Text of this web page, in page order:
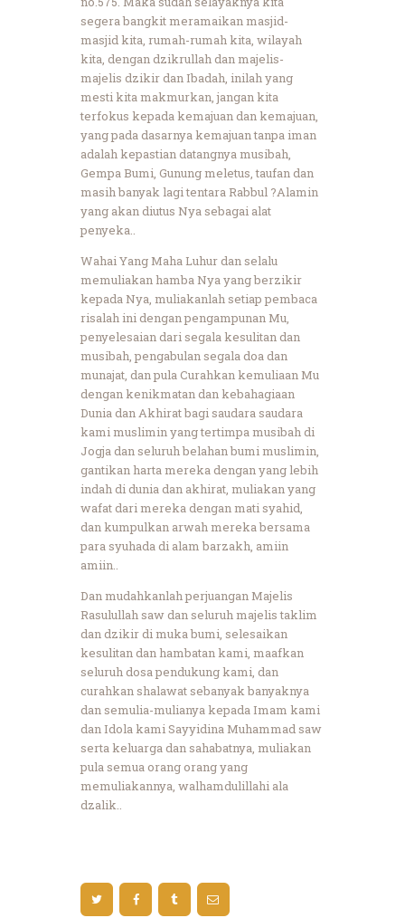
segera bangkit meramaikan masjid-
masjid kita, rumah-rumah kita, wilayah
kita, dengan dzikrullah dan majelis-
majelis dzikir dan Ibadah, inilah yang
mesti kita makmurkan, jangan kita
terfokus kepada kemajuan dan kemajuan,
yang pada dasarnya kemajuan tanpa iman
adalah kepastian datangnya musibah,
Gempa Bumi, Gunung meletus, taufan dan
masih banyak lagi tentara Rabbul ?Alamin
yang akan diutus Nya sebagai alat
penyeka..
Wahai Yang Maha Luhur dan selalu
memuliakan hamba Nya yang berzikir
kepada Nya, muliakanlah setiap pembaca
risalah ini dengan pengampunan Mu,
penyelesaian dari segala kesulitan dan
musibah, pengabulan segala doa dan
munajat, dan pula Curahkan kemuliaan Mu
dengan kenikmatan dan kebahagiaan
Dunia dan Akhirat bagi saudara saudara
kami muslimin yang tertimpa musibah di
Jogja dan seluruh belahan bumi muslimin,
gantikan harta mereka dengan yang lebih
indah di dunia dan akhirat, muliakan yang
wafat dari mereka dengan mati syahid,
dan kumpulkan arwah mereka bersama
para syuhada di alam barzakh, amiin
amiin..
Dan mudahkanlah perjuangan Majelis
Rasulullah saw dan seluruh majelis taklim
dan dzikir di muka bumi, selesaikan
kesulitan dan hambatan kami, maafkan
seluruh dosa pendukung kami, dan
curahkan shalawat sebanyak banyaknya
dan semulia-mulianya kepada Imam kami
dan Idola kami Sayyidina Muhammad saw
serta keluarga dan sahabatnya, muliakan
pula semua orang orang yang
memuliakannya, walhamdulillahi ala
dzalik..